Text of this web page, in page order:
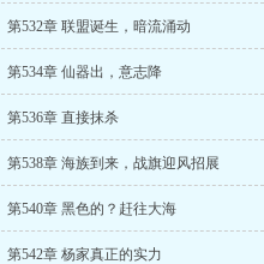
第532章 联盟诞生，暗流涌动
第534章 仙器出，意志降
第536章 直接抹杀
第538章 海族到来，战旗迎风招展
第540章 黑色的？赶往大海
第542章 杨家真正的实力